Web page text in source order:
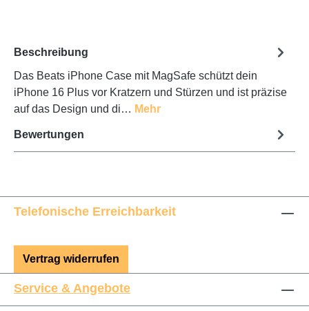
Beschreibung
Das Beats iPhone Case mit MagSafe schützt dein
iPhone 16 Plus vor Kratzern und Stürzen und ist präzise
auf das Design und di… Mehr
Bewertungen
Telefonische Erreichbarkeit
Vertrag widerrufen
Service & Angebote